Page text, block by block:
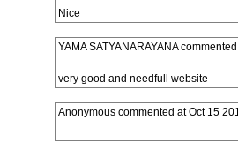
Nice
YAMA SATYANARAYANA
very good and needfull website
Anonymouscommented atOct 15